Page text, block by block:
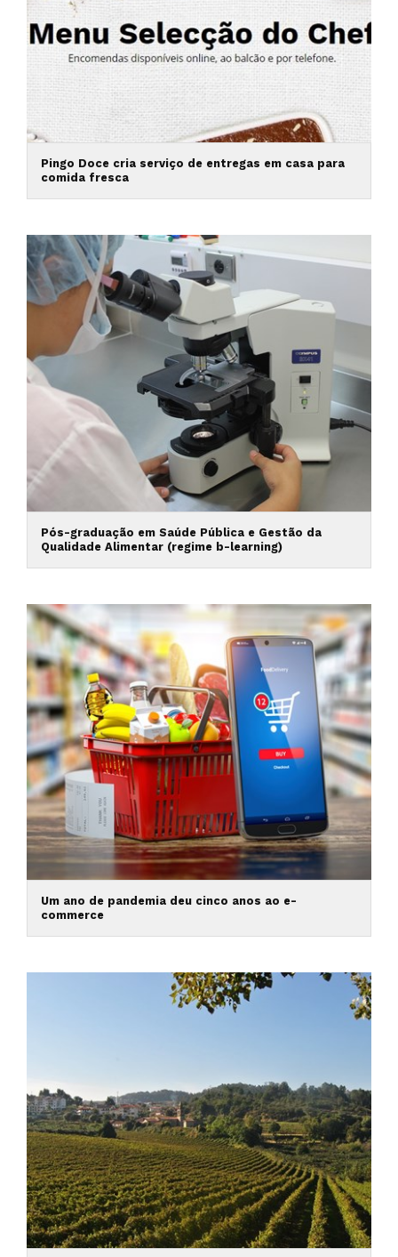
Pingo Doce cria serviço de entregas em casa para
comida fresca
Pós-graduação em Saúde Pública e Gestão da
Qualidade Alimentar (regime b-learning)
Um ano de pandemia deu cinco anos ao e-
commerce